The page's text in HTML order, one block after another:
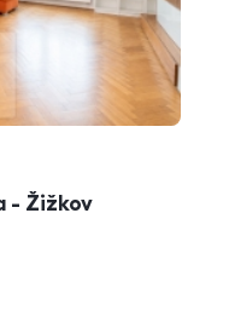
- Žižkov